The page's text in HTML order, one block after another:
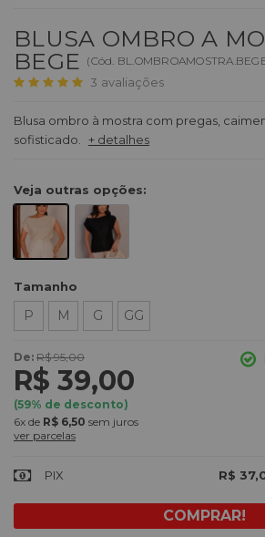
BLUSA OMBRO A
BEGE (Cód.
3 avaliações
Blusa ombro à mostra com pregas,
sofisticado.
+ detalhes
Veja outras opções:
Tamanho
P M G GG
De: R$ 95,00
R$ 39,00
(59% de desconto)
6x de R$ 6,50 sem juros
ver parcelas
PIX R$